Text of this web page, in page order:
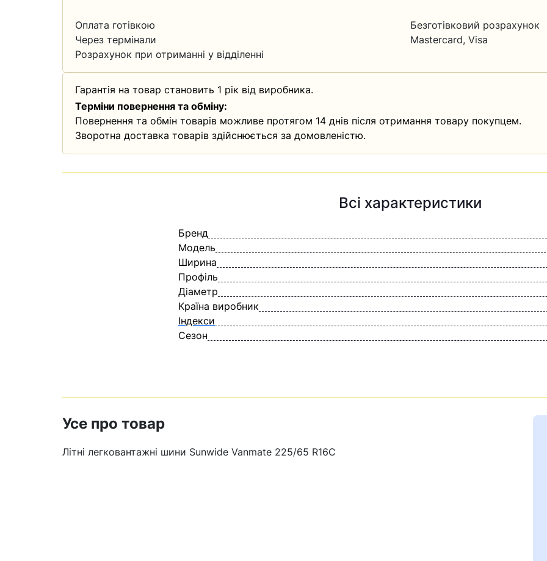
Оплата готівкою
Безготівковий розрахунок
Через термінали
Mastercard, Visa
Розрахунок при отриманні у відділенні
Гарантія на товар становить 1 рік від виробника.
Терміни повернення та обміну:
Повернення та обмін товарів можливе протягом 14 днів після отримання товару покупцем.
Зворотна доставка товарів здійснюється за домовленістю.
Всі характеристики
Бренд
Модель
Ширина
Профіль
Діаметр
Країна виробник
Індекси
Сезон
Усе про товар
Літні легковантажні шини Sunwide Vanmate 225/65 R16C